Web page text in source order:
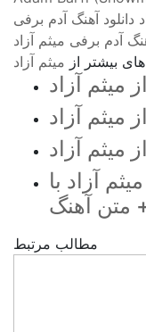
دانلود آهنگ آدم برفی
آدم برفی میثم آزاد
بیشتر از میثم آزاد
میثم آزاد
میثم آزاد
میثم آزاد
آزاد با
مطالب مرتبط